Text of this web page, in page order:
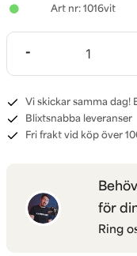
1016vit
-
Vi skickar samma dag!
Blixtsnabba leveranser
Fri frakt vid köp över
för
Ring